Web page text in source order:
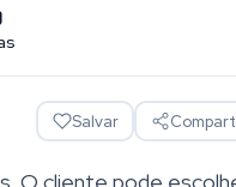
Salvar